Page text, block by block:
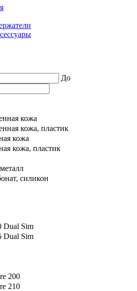
До
кожа
кожа, пластик
кожа
кожа, пластик
силикон
Dual Sim
Dual Sim
200
210